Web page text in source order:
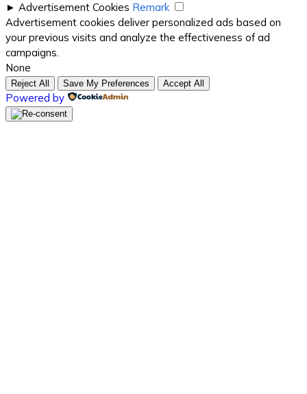
► Advertisement Cookies Remark
Advertisement cookies deliver personalized ads based on
your previous visits and analyze the effectiveness of ad
campaigns.
None
Reject All Save My Preferences Accept All
Powered by